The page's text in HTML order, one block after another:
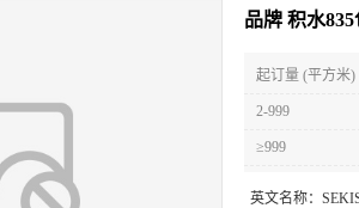
品牌 积水
起订量 (平方米)
2-999
≥999
英文名称：